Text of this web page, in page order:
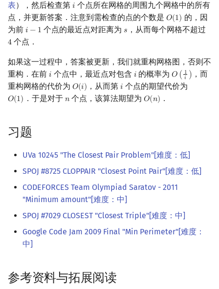
表），然后检查第 𝑖
i 个点所在网格的周围九个网格中的所有
点，并更新答案．注意到需检查的点的个数是 𝑂(1)
O(1) 的，因
为前 𝑖 − 1
i −1 个点的最近点对距离为 𝑠
s ，从而每个网格不超过
4
4 个点．
如果这一过程中，答案被更新，我们就重构网格图，否则不
重构．在前 𝑖
i 个点中，最近点对包含 𝑖
i 的概率为𝑂 ( 1
𝑖 )
O( 1 i)
，而
重构网格的代价为 𝑂(𝑖)
O(i) ，从而第𝑖
i 个点的期望代价为
𝑂(1)
O(1) ．于是对于 𝑛
n 个点，该算法期望为𝑂(𝑛)
O(n) ．
习题
UVa 10245 "The Closest Pair Problem"[难度：低]
SPOJ #8725 CLOPPAIR "Closest Point Pair"[难度：低]
CODEFORCES Team Olympiad Saratov - 2011
"Minimum amount"[难度：中]
SPOJ #7029 CLOSEST "Closest Triple"[难度：中]
Google Code Jam 2009 Final "Min Perimeter"[难度：
中]
参考资料与拓展阅读